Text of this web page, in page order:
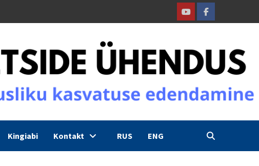
YoutubeFacebook
Kingiabi Kontakt RUS ENG